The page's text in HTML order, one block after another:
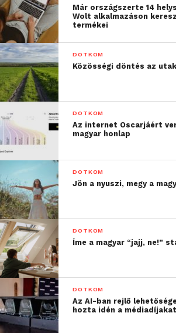
Már országszerte 14
Wolt alkalmazáson
termékei
DOTKOM
Közösségi döntés az
DOTKOM
Az internet Oscarjáért
magyar honlap
DOTKOM
Jön a nyuszi, megy a
DOTKOM
Íme a magyar “jajj, ne!”
DOTKOM
Az AI-ban rejlő
hozta idén a médiadíjakat